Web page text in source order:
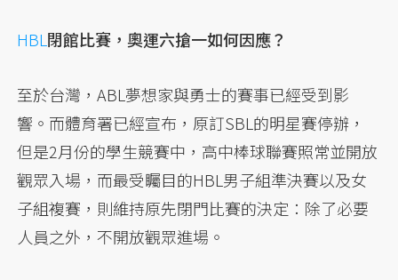
HBL閉館比賽，奧運六搶一如何因應？
至於台灣，ABL夢想家與勇士的賽事已經受到影
響。而體育署已經宣布，原訂SBL的明星賽停辦，
但是2月份的學生競賽中，高中棒球聯賽照常並開放
觀眾入場，而最受矚目的HBL男子組準決賽以及女
子組複賽，則維持原先閉門比賽的決定：除了必要
人員之外，不開放觀眾進場。